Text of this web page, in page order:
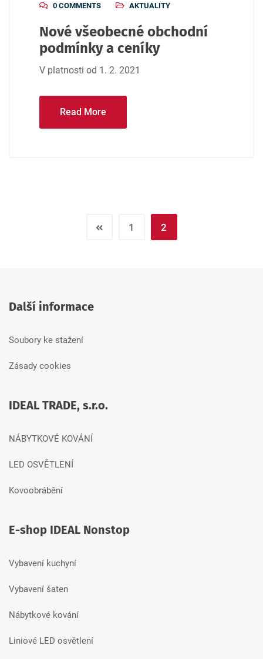
0 COMMENTS
AKTUALITY
Nové všeobecné obchodní
podmínky a ceníky
V platnosti od 1. 2. 2021
Read More
1 2
Další informace
Soubory ke stažení
Zásady cookies
IDEAL TRADE, s.r.o.
NÁBYTKOVÉ KOVÁNÍ
LED OSVĚTLENÍ
Kovoobrábění
E-shop IDEAL Nonstop
Vybavení kuchyní
Vybavení šaten
Nábytkové kování
Liniové LED osvětlení